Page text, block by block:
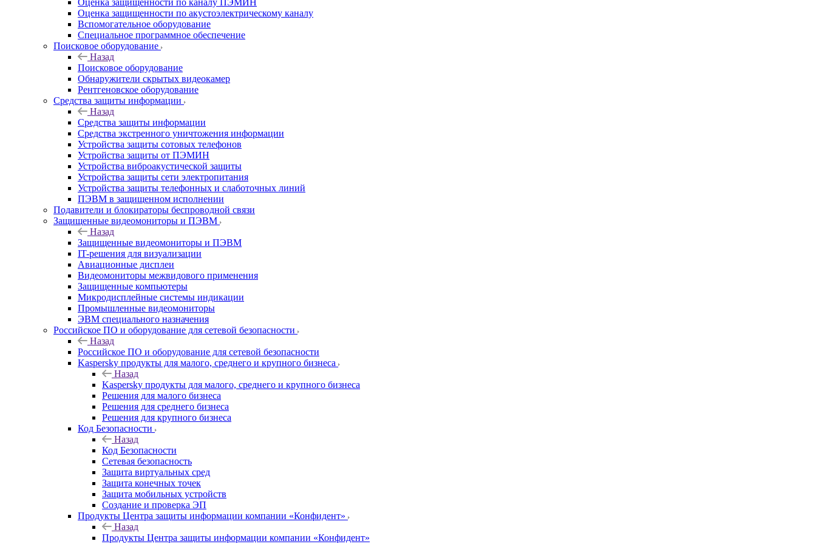
Оценка защищенности по каналу ПЭМИН
Оценка защищенности по акустоэлектрическому каналу
Вспомогательное оборудование
Специальное программное обеспечение
Поисковое оборудование
Назад
Поисковое оборудование
Обнаружители скрытых видеокамер
Рентгеновское оборудование
Средства защиты информации
Назад
Средства защиты информации
Средства экстренного уничтожения информации
Устройства защиты сотовых телефонов
Устройства защиты от ПЭМИН
Устройства виброакустической защиты
Устройства защиты сети электропитания
Устройства защиты телефонных и слаботочных линий
ПЭВМ в защищенном исполнении
Подавители и блокираторы беспроводной связи
Защищенные видеомониторы и ПЭВМ
Назад
Защищенные видеомониторы и ПЭВМ
IT-решения для визуализации
Авиационные дисплеи
Видеомониторы межвидового применения
Защищенные компьютеры
Микродисплейные системы индикации
Промышленные видеомониторы
ЭВМ специального назначения
Российское ПО и оборудование для сетевой безопасности
Назад
Российское ПО и оборудование для сетевой безопасности
Kaspersky продукты для малого, среднего и крупного бизнеса
Назад
Kaspersky продукты для малого, среднего и крупного бизнеса
Решения для малого бизнеса
Решения для среднего бизнеса
Решения для крупного бизнеса
Код Безопасности
Назад
Код Безопасности
Сетевая безопасность
Защита виртуальных сред
Защита конечных точек
Защита мобильных устройств
Создание и проверка ЭП
Продукты Центра защиты информации компании «Конфидент»
Назад
Продукты Центра защиты информации компании «Конфидент»